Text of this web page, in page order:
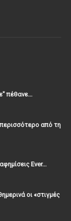
πέθανε...
από τη
Ever...
οι «στιγμές